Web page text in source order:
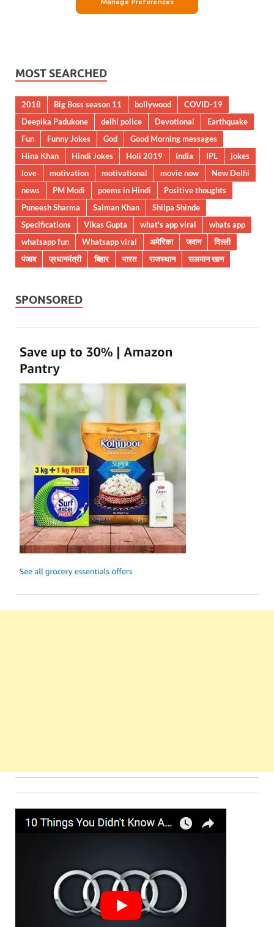
MOST SEARCHED
2018 Big Boss season 11 bollywood
COVID-19
Deepika Padukone
delhi police Devotional
Earthquake
Fun
Funny Jokes God
Good Morning messages
Hina Khan
Hindi Jokes Holi 2019 India IPL
jokes
love
motivation motivational movie now
New Delhi
news
PM Modi poems in Hindi
Positive thoughts
Puneesh Sharma
Salman Khan
Shilpa Shinde
Specifications
Vikas Gupta what's app viral
whats app
whatsapp fun
Whatsapp viral अमेरिका जवान
दिल्ली
पंजाब
प्रधानमंत्री बिहार भारत राजस्थान सलमान खान
SPONSORED